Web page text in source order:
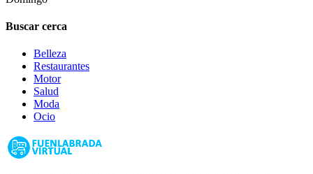
Buscar cerca
Belleza
Restaurantes
Motor
Salud
Moda
Ocio